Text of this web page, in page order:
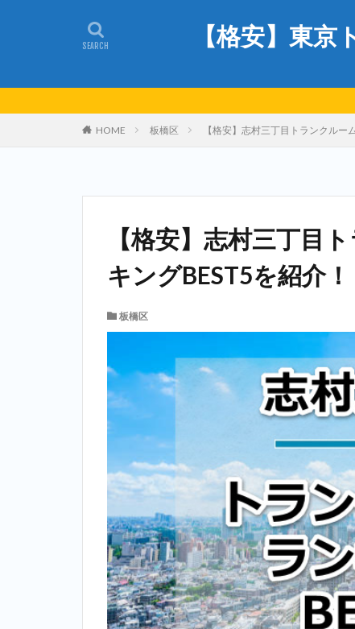
【格安】東京
HOME 板橋区 【格安】志村三丁目トランクルー
【格安】志村三丁目
キングBEST5を紹介！
板橋区